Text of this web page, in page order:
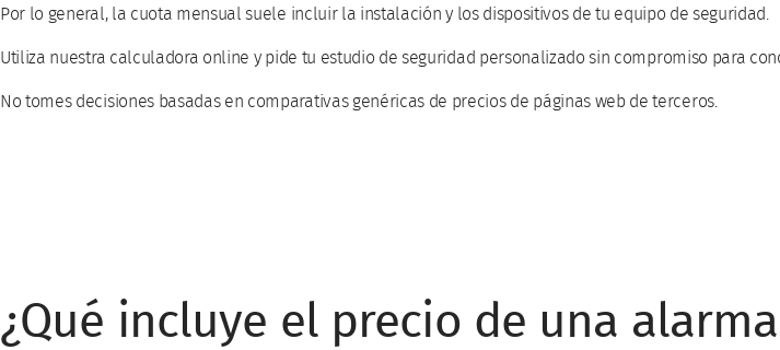
Por lo general, la cuota mensual suele incluir la instalación y los dispositivos de tu equipo de seguridad.
Utiliza nuestra calculadora online y pide tu estudio de seguridad personalizado sin compromiso para
No tomes decisiones basadas en comparativas genéricas de precios de páginas web de terceros.
¿Qué incluye el precio de una